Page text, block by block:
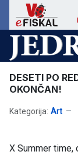
DESETI PO
OKONČAN!
Kategorija: Art
X Summer time,